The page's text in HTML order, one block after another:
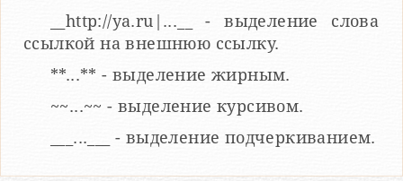
__http://ya.ru|...__ - выделение слова
ссылкой на внешнюю ссылку.
**...** - выделение жирным.
~~...~~ - выделение курсивом.
___...___ - выделение подчеркиванием.